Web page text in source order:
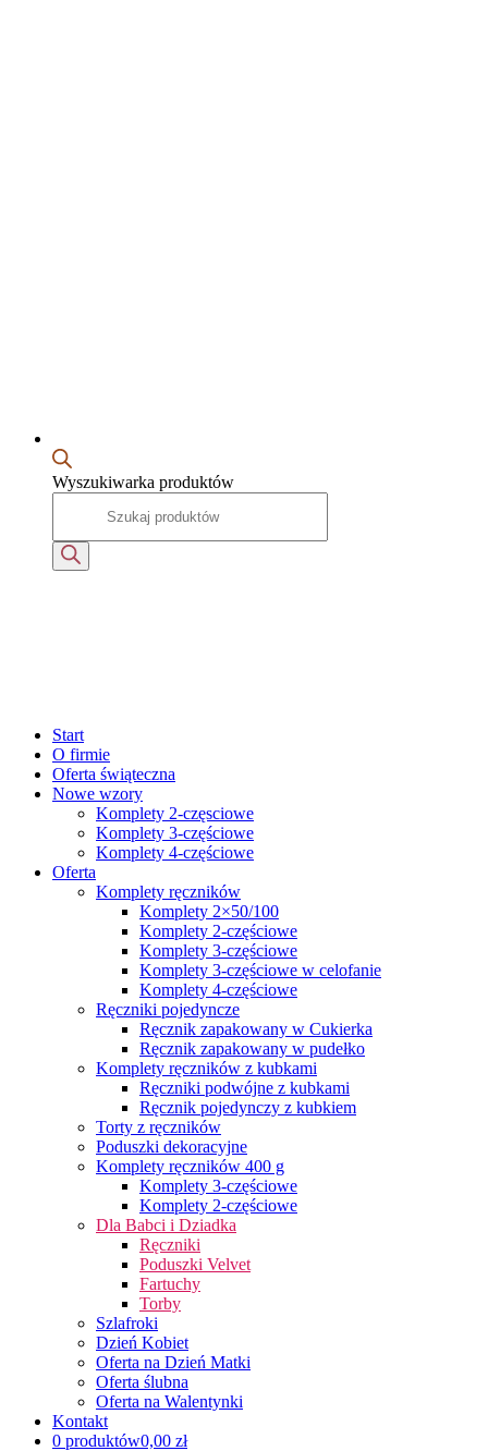
Wyszukiwarka produktów
Start
O firmie
Oferta świąteczna
Nowe wzory
Komplety 2-częsciowe
Komplety 3-częściowe
Komplety 4-częściowe
Oferta
Komplety ręczników
Komplety 2×50/100
Komplety 2-częściowe
Komplety 3-częściowe
Komplety 3-częściowe w celofanie
Komplety 4-częściowe
Ręczniki pojedyncze
Ręcznik zapakowany w Cukierka
Ręcznik zapakowany w pudełko
Komplety ręczników z kubkami
Ręczniki podwójne z kubkami
Ręcznik pojedynczy z kubkiem
Torty z ręczników
Poduszki dekoracyjne
Komplety ręczników 400 g
Komplety 3-częściowe
Komplety 2-częściowe
Dla Babci i Dziadka
Ręczniki
Poduszki Velvet
Fartuchy
Torby
Szlafroki
Dzień Kobiet
Oferta na Dzień Matki
Oferta ślubna
Oferta na Walentynki
Kontakt
0 produktów0,00 zł